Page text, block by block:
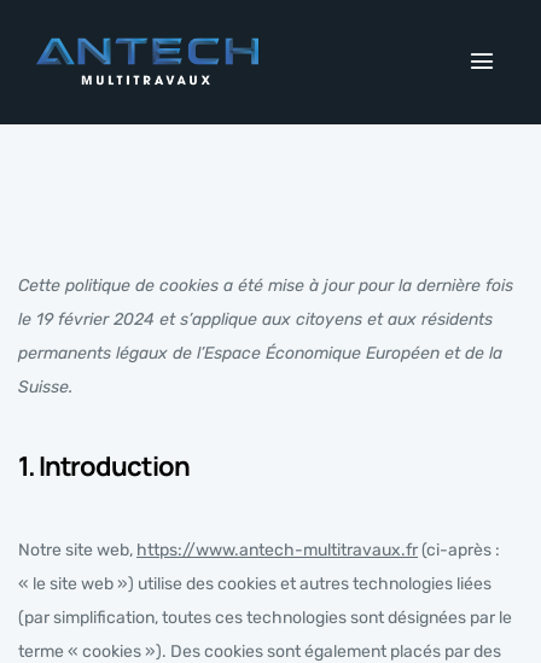
Cette politique de cookies a été mise à jour pour la dernière fois
le 19 février 2024 et s’applique aux citoyens et aux résidents
permanents légaux de l’Espace Économique Européen et de la
Suisse.
1. Introduction
Notre site web, https://www.antech-multitravaux.fr(ci-après :
« le site web ») utilise des cookies et autres technologies liées
(par simplification, toutes ces technologies sont désignées par le
terme « cookies »). Des cookies sont également placés par des